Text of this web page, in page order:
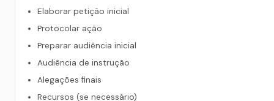
Elaborar petição inicial
Protocolar ação
Preparar audiência inicial
Audiência de instrução
Alegações finais
Recursos (se necessário)